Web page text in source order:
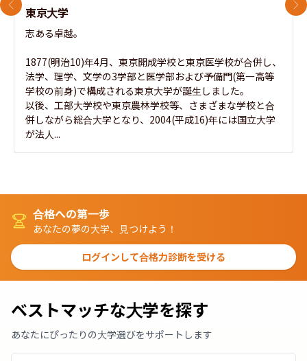
東京大学
志ある卓越。
1877(明治10)年4月、東京開成学校と東京医学校が合併し、
法学、理学、文学の3学部と医学部および予備門(第一高等
学校の前身)で構成される東京大学が誕生しました。
以後、工部大学校や東京農林学校等、さまざまな学校と合
併しながら総合大学となり、2004(平成16)年には国立大学
が法人...
前のスライド 次
合格への第一歩
あなたの夢の大学、見つけよう！
ログインして合格力診断を受ける
ベストマッチな大学を探す
あなたにぴったりの大学選びをサポートします